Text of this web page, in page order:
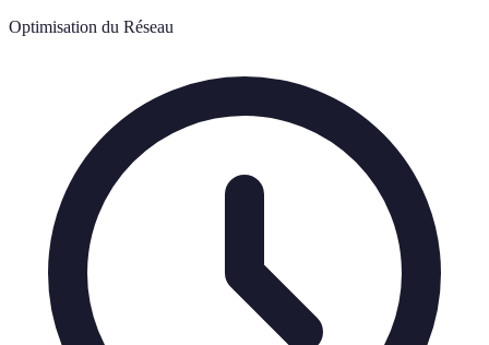
Optimisation du Réseau